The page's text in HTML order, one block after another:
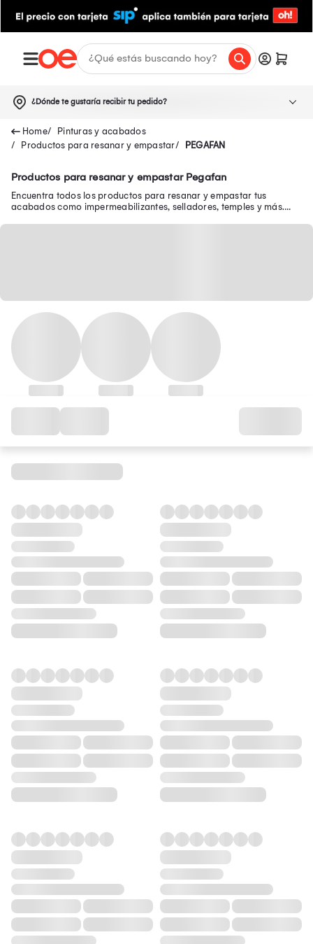
¿Dónde te gustaría recibir tu pedido?
Pinturas y acabados
Productos para resanar y empastar
PEGAFAN
Productos para resanar y empastar Pegafan
Encuentra todos los productos para resanar y empastar tus
acabados como impermeabilizantes, selladores, temples y más.